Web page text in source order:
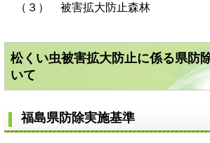
（３） 被害拡大防止森林
松くい虫被害拡大防止に係る県防
いて
福島県防除実施基準